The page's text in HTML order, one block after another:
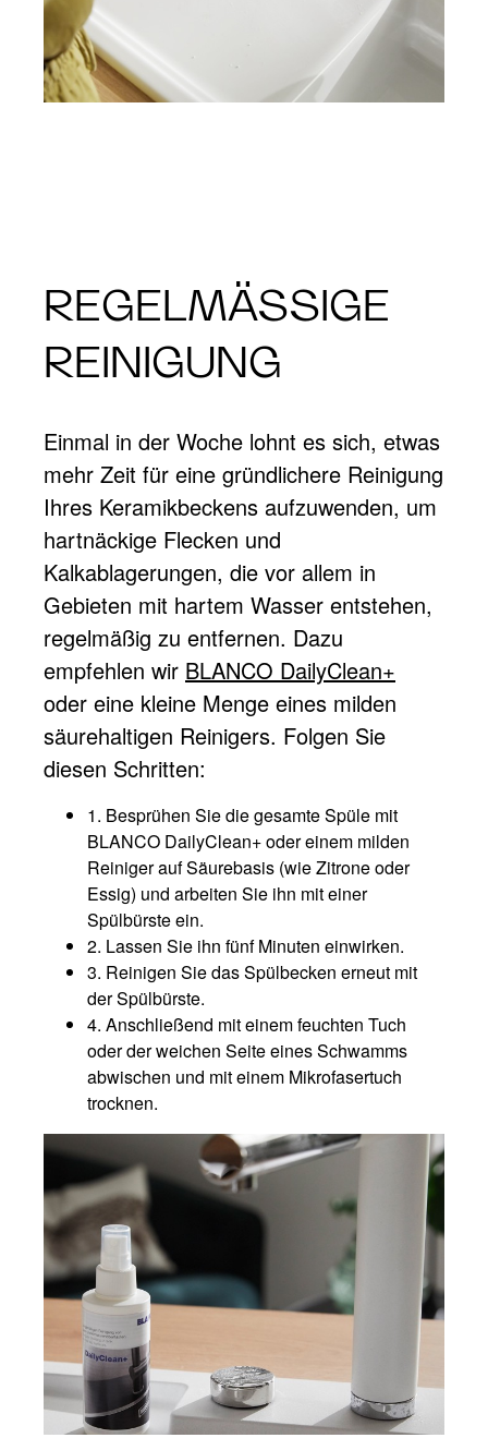
REGELMÄSSIGE
REINIGUNG
Einmal in der Woche lohnt es sich, etwas
mehr Zeit für eine gründlichere Reinigung
Ihres Keramikbeckens aufzuwenden, um
hartnäckige Flecken und
Kalkablagerungen, die vor allem in
Gebieten mit hartem Wasser entstehen,
regelmäßig zu entfernen. Dazu
empfehlen wir BLANCO DailyClean+
oder eine kleine Menge eines milden
säurehaltigen Reinigers. Folgen Sie
diesen Schritten:
1. Besprühen Sie die gesamte Spüle mit
BLANCO DailyClean+ oder einem milden
Reiniger auf Säurebasis (wie Zitrone oder
Essig) und arbeiten Sie ihn mit einer
Spülbürste ein.
2. Lassen Sie ihn fünf Minuten einwirken.
3. Reinigen Sie das Spülbecken erneut mit
der Spülbürste.
4. Anschließend mit einem feuchten Tuch
oder der weichen Seite eines Schwamms
abwischen und mit einem Mikrofasertuch
trocknen.